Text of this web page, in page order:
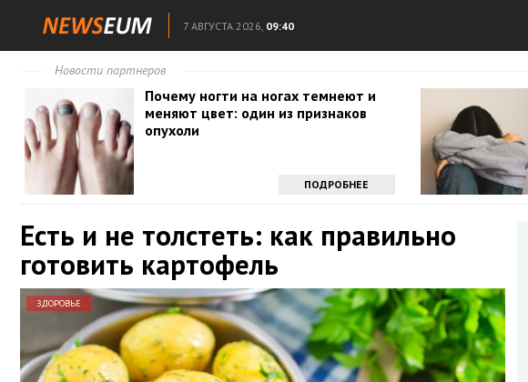
7 АВГУСТА 2026, 09:40
Новости партнеров
Почему ногти на ногах темнеют и
меняют цвет: один из признаков
опухоли
ПОДРОБНЕЕ
Есть и не толстеть: как правильно
готовить картофель
ЗДОРОВЬЕ